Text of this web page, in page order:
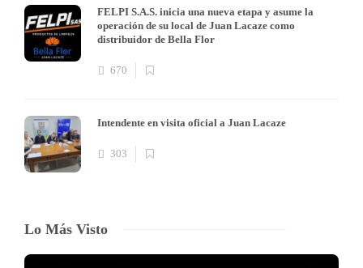
FELPI S.A.S. inicia una nueva etapa y asume la
operación de su local de Juan Lacaze como
distribuidor de Bella Flor
670
Intendente en visita oficial a Juan Lacaze
303
Lo Más Visto